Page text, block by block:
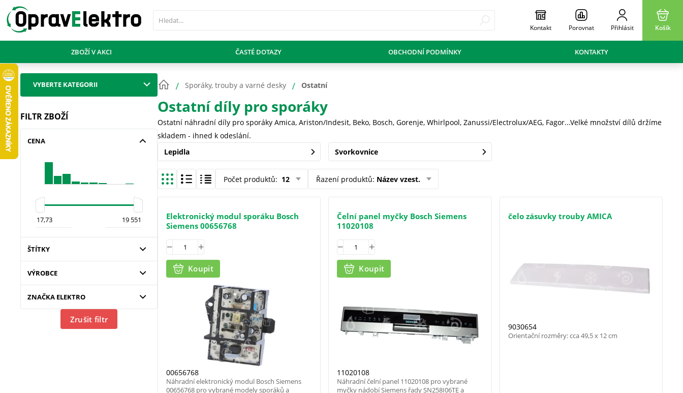
PŘESKOČIT NAVIGACI
Kontakt Porovnat Přihlásit Košík
ZBOŽÍ V AKCI ČASTÉ DOTAZY OBCHODNÍ PODMÍNKY KONTAKTY
VYBERTE KATEGORII
FILTR ZBOŽÍ
CENA
ŠTÍTKY
VÝROBCE
ZNAČKA ELEKTRO
Zrušit filtr
Sporáky, trouby a varné desky Ostatní
Ostatní díly pro sporáky
Ostatní náhradní díly pro sporáky Amica, Ariston/Indesit, Beko, Bosch, Gorenje, Whirlpool, Zanussi/Electrolux/AEG, Fagor...Velké množství dílů držíme
skladem - ihned k odeslání.
Lepidla
Svorkovnice
Počet produktů: 12 Řazení produktů: Název vzest.
Elektronický modul sporáku Bosch
Siemens 00656768
00656768
Koupit
Náhradní elektronický modul Bosch Siemens
00656768 pro vybrané modely sporáků a
Čelní panel myčky Bosch Siemens
11020108
11020108
Koupit
Náhradní čelní panel 11020108 pro vybrané
myčky nádobí Siemens řady SN258I06TE a
čelo zásuvky trouby AMICA
9030654
Orientační rozměry: cca 49,5 x 12 cm